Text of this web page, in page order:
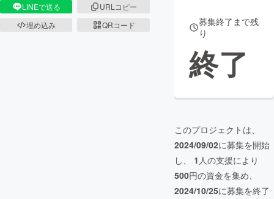
LINEで送る
URLコピー
埋め込み
QRコード
募集終了まで残
り
終了
このプロジェクトは、
2024/09/02に募集を開始
し、 1 人の支援により
500円の資金を集め、
2024/10/25に募集を終了